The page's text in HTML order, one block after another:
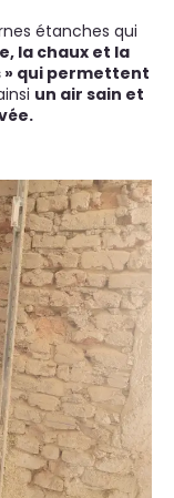
étanches qui
la chaux et la
» qui permettent
un air sain et